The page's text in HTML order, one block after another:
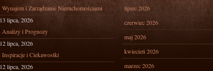
Wynajem i Zarządzanie Nieruchomościami
13 lipca, 2026
Analizy i Prognozy
12 lipca, 2026
Inspiracje i Ciekawostki
12 lipca, 2026
lipiec 2026
czerwiec 2026
maj 2026
kwiecień 2026
marzec 2026